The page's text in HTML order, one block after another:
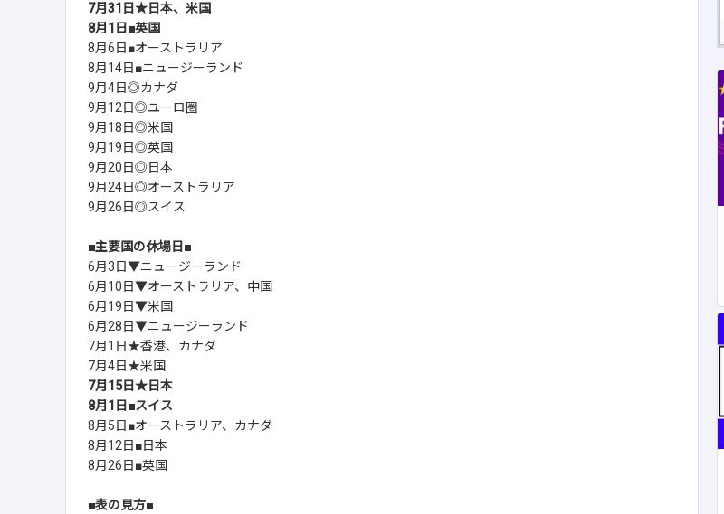
7月31日★日本、米国
8月1日■英国
8月6日■オーストラリア
8月14日■ニュージーランド
9月4日◎カナダ
9月12日◎ユーロ圏
9月18日◎米国
9月19日◎英国
9月20日◎日本
9月24日◎オーストラリア
9月26日◎スイス
■主要国の休場日■
6月3日▼ニュージーランド
6月10日▼オーストラリア、中国
6月19日▼米国
6月28日▼ニュージーランド
7月1日★香港、カナダ
7月4日★米国
7月15日★日本
8月1日■スイス
8月5日■オーストラリア、カナダ
8月12日■日本
8月26日■英国
■表の見方■